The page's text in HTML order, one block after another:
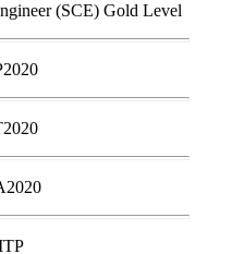
(SCE) Gold Level